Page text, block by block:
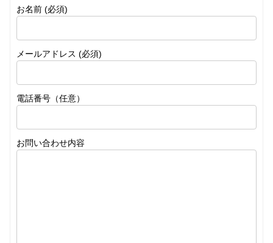
お名前 (必須)
メールアドレス (必須)
電話番号（任意）
お問い合わせ内容